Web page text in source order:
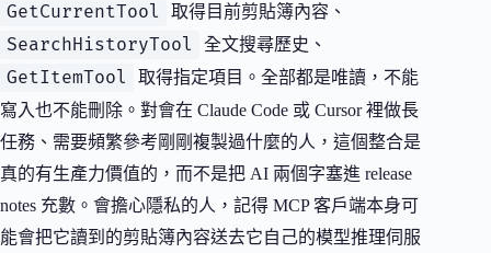
GetCurrentTool 取得目前剪貼簿內容、
SearchHistoryTool 全文搜尋歷史、
GetItemTool
取得指定項目。全部都是唯讀，不能
寫入也不能刪除。對會在 Claude Code 或 Cursor 裡做長
任務、需要頻繁參考剛剛複製過什麼的人，這個整合是
真的有生產力價值的，而不是把 AI 兩個字塞進 release
notes 充數。會擔心隱私的人，記得 MCP 客戶端本身可
能會把它讀到的剪貼簿內容送去它自己的模型推理伺服